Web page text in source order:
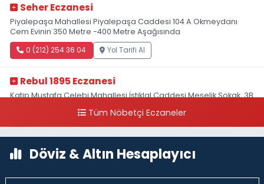
Seher Eczanesi
Piyalepaşa Mahallesi Piyalepaşa Caddesi 104 A Okmeydanı
Cem Evinin 350 Metre -400 Metre Aşağısında
0 (212) 254 36 04 Yol Tarifi Al
Rebul 1895 Eczanesi
Katip Mustafa Çelebi Mahallesi İstiklal Caddesi Meşelik Sokak, 3B
Tüm Nöbetçi Eczaneler
Döviz & Altın Hesaplayıcı